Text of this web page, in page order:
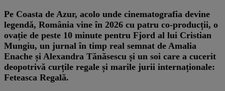
Pe Coasta de Azur, acolo unde cinematografia devine
legendă, România vine în 2026 cu patru co-producții, o
ovație de peste 10 minute pentru Fjord al lui Cristian
Mungiu, un jurnal în timp real semnat de Amalia
Enache și Alexandra Tănăsescu și un soi care a cucerit
deopotrivă curțile regale și marile jurii internaționale:
Feteasca Regală.